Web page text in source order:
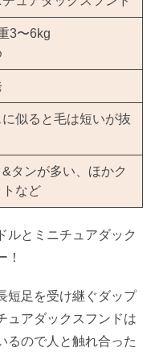
3〜6kg
似ると毛は短いが抜
タンが多い、ほかク
トなど
ルとミニチュアダック
！
短足を受け継ぐダップ
ュアダックスフンドは
るので人と触れ合った